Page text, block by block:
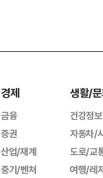
경제
금융
증권
산업/재계
중기/벤처
생활/
건강정보
자동차/
도로/교
여행/레